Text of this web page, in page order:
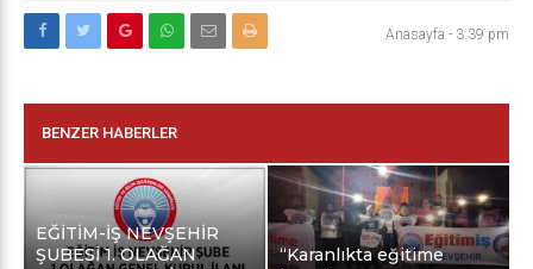
Anasayfa - 3:39 pm
BENZER HABERLER
EĞİTİM-İŞ NEVŞEHİR
ŞUBESİ 1. OLAĞAN
“Karanlıkta eğitime